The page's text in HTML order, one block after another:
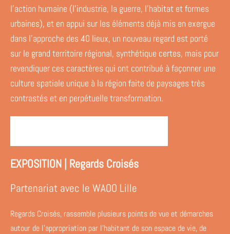
l'action humaine (l'industrie, la guerre, l'habitat et formes
urbaines), et en appui sur les éléments déjà mis en exergue
dans l'approche des 40 lieux, un nouveau regard est porté
sur le grand territoire régional, synthétique certes, mais pour
revendiquer ces caractères qui ont contribué à façonner une
culture spatiale unique à la région faite de paysages très
contrastés et en perpétuelle transformation.
EXPOSITION | Regards Croisés
Partenariat avec le WAOO Lille
Regards Croisés, rassemble plusieurs points de vue et démarches
autour de l’appropriation par l’habitant de son espace de vie, de